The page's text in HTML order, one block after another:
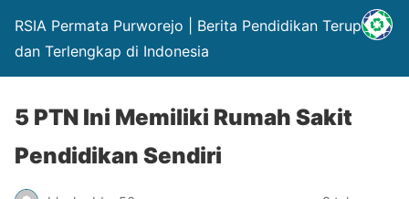
RSIA Permata Purworejo | Berita Pendidikan Terupdate
dan Terlengkap di Indonesia
5 PTN Ini Memiliki Rumah Sakit
Pendidikan Sendiri